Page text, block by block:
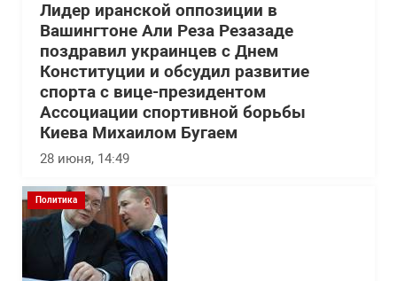
Лидер иранской оппозиции в
Вашингтоне Али Реза Резазаде
поздравил украинцев с Днем
Конституции и обсудил развитие
спорта с вице-президентом
Ассоциации спортивной борьбы
Киева Михаилом Бугаем
28 июня, 14:49
Политика